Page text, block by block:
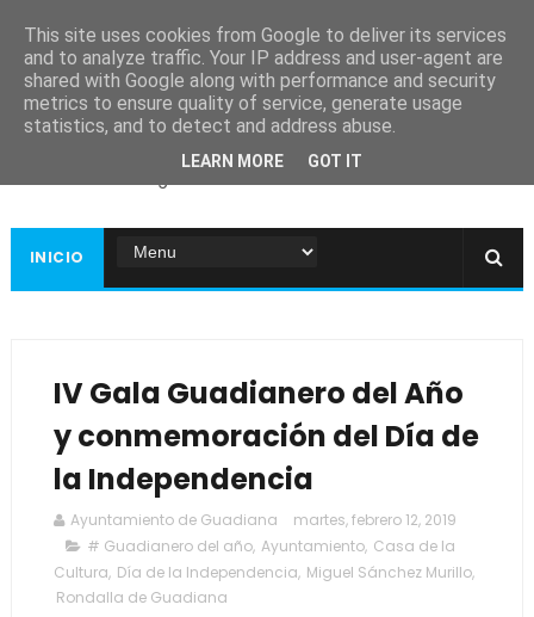
Ayuntamiento de
Guadiana
INICIO
IV Gala Guadianero del Año
y conmemoración del Día de
la Independencia
Ayuntamiento de Guadiana
martes, febrero 12, 2019
# Guadianero del año, Ayuntamiento, Casa de la
Cultura, Día de la Independencia, Miguel Sánchez Murillo,
Rondalla de Guadiana
This site uses cookies from Google to deliver its services
and to analyze traffic. Your IP address and user-agent are
shared with Google along with performance and security
metrics to ensure quality of service, generate usage
statistics, and to detect and address abuse.
LEARN MORE GOT IT